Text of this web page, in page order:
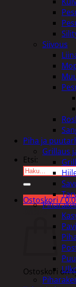
Etsi:
Ostoskori /
Ostoskori
Ostoskori on
Siivous
Piha ja
Grillaus